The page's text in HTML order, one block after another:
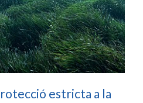
estricta a la